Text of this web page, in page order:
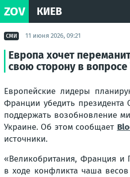
ZOV КИЕВ
СМИ 11 июня 2026, 09:21
Европа хочет
свою сторону в
Европейские лидеры
Франции убедить
поддержать возобновление
Украине. Об этом сообщает
источники.
«Великобритания, Франция и
в ходе конфликта чаша